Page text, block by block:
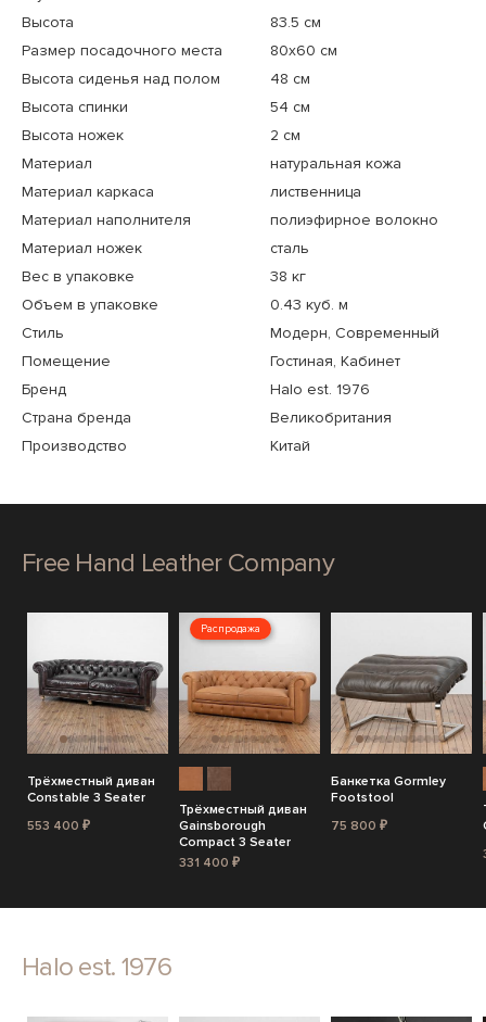
Высота
83.5 см
Размер посадочного места
80x60 см
Высота сиденья над полом
48 см
Высота спинки
54 см
Высота ножек
2 см
Материал
натуральная кожа
Материал каркаса
лиственница
Материал наполнителя
полиэфирное волокно
Материал ножек
сталь
Вес в упаковке
38 кг
Объем в упаковке
0.43 куб. м
Стиль
Модерн, Современный
Помещение
Гостиная, Кабинет
Бренд
Halo est. 1976
Страна бренда
Великобритания
Производство
Китай
Free Hand Leather Company
Трёхместный диван
Constable 3 Seater
553 400 ₽
Распродажа
Трёхместный диван
Gainsborough
Compact 3 Seater
331 400 ₽
Банкетка Gormley
Footstool
75 800 ₽
Halo est. 1976